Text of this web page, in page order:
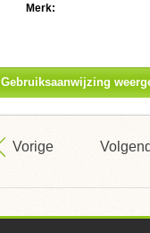
Merk:
Gebruiksaanwijzing
Vorige